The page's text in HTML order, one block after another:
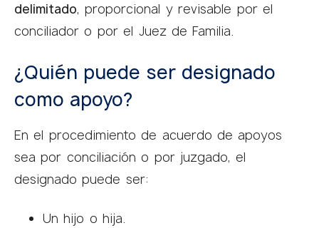
delimitado, proporcional y revisable por el
conciliador o por el Juez de Familia.
¿Quién puede ser designado
como apoyo?
En el procedimiento de acuerdo de apoyos
sea por conciliación o por juzgado, el
designado puede ser:
Un hijo o hija.